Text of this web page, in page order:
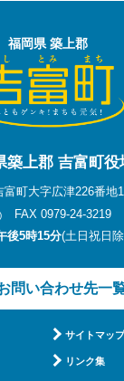
福岡県 築上郡
築上郡 吉富町役
町大字広津226番地1
FAX 0979-24-3219
後5時15分(土日祝日
問い合わせ先一
サイトマップ
リンク集